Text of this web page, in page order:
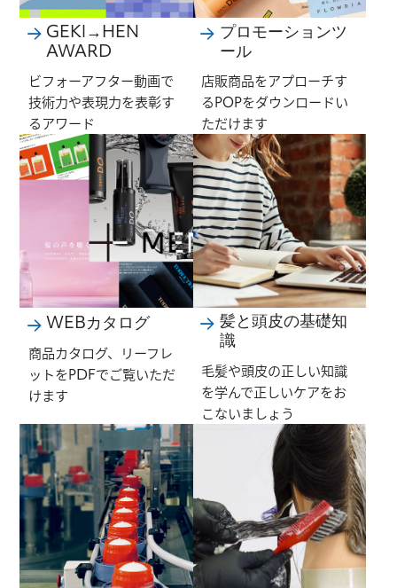
GEKI→HEN
AWARD
ビフォーアフター動画で
技術力や表現力を表彰す
るアワード
プロモーションツ
ール
店販商品をアプローチす
るPOPをダウンロードい
ただけます
WEBカタログ
商品カタログ、リーフレ
ットをPDFでご覧いただ
けます
髪と頭皮の基礎知
識
毛髪や頭皮の正しい知識
を学んで正しいケアをお
こないましょう